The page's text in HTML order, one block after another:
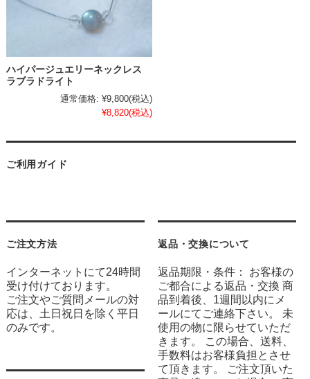
ハイパージュエリーネックレス
ラブラドライト
通常価格: ¥9,800(税込)
¥8,820(税込)
ご利用ガイド
ご注文方法
インターネットにて24時間
受け付けております。
ご注文やご質問メールの対
応は、土日祝日を除く平日
のみです。
返品・交換について
返品期限・条件： お客様の
ご都合による返品・交換 商
品到着後、1週間以内にメ
ールにてご連絡下さい。 未
使用の物に限らせていただ
きます。 この場合、送料、
手数料はお客様負担とさせ
て頂きます。 ご注文頂いた